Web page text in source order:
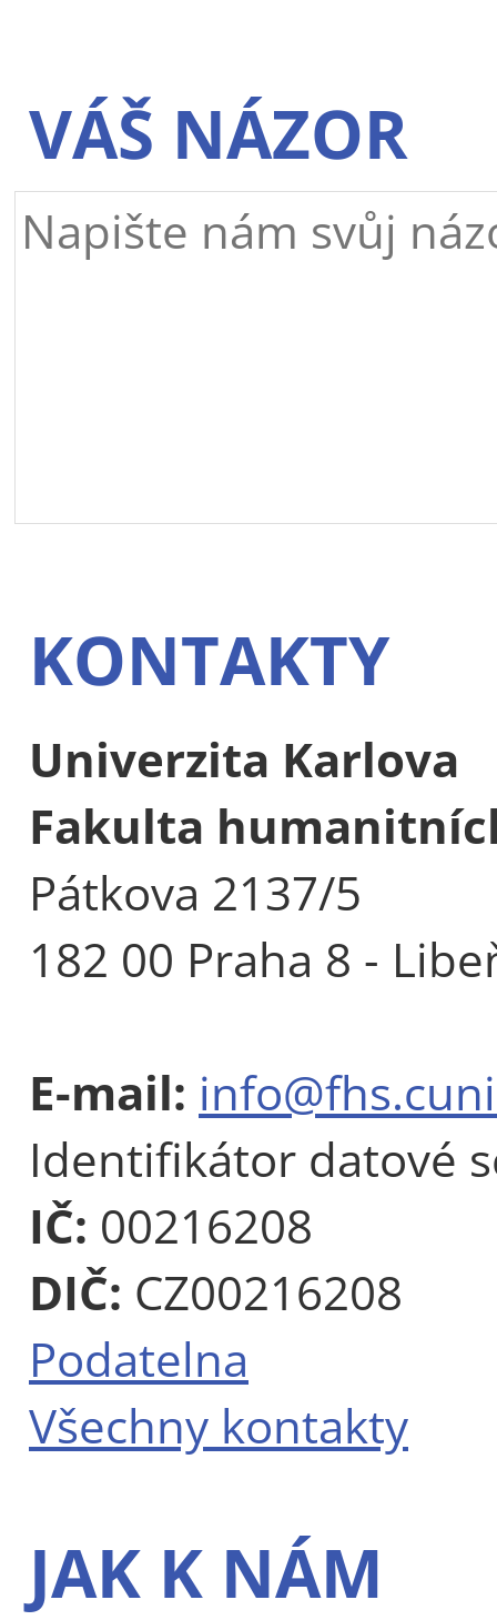
VÁŠ NÁZOR
KONTAKTY
Univerzita Karlova
Fakulta
Pátkova 2137/5
182 00 Praha 8 -
E-mail:
Identifikátor datové
IČ: 00216208
DIČ: CZ00216208
Podatelna
Všechny kontakty
JAK K NÁM